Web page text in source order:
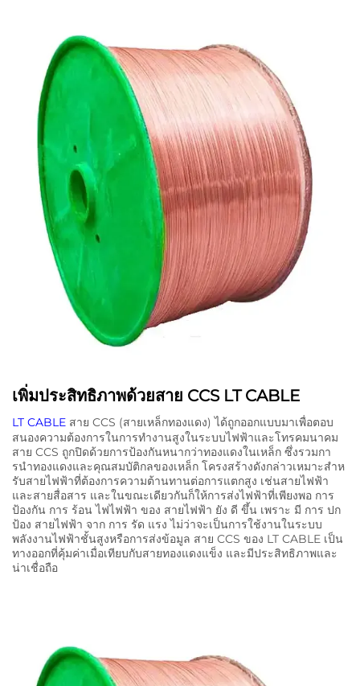
เพิ่มประสิทธิภาพด้วยสาย CCS LT CABLE
LT CABLE สาย CCS (สายเหล็กทองแดง) ได้ถูกออกแบบมาเพื่อตอบ
สนองความต้องการในการทํางานสูงในระบบไฟฟ้าและโทรคมนาคม
สาย CCS ถูกปิดด้วยการป้องกันหนากว่าทองแดงในเหล็ก ซึ่งรวมกา
รนําทองแดงและคุณสมบัติกลของเหล็ก โครงสร้างดังกล่าวเหมาะสําห
รับสายไฟฟ้าที่ต้องการความต้านทานต่อการแตกสูง เช่นสายไฟฟ้า
และสายสื่อสาร และในขณะเดียวกันก็ให้การส่งไฟฟ้าที่เพียงพอ การ
ป้องกัน การ ร้อน ไฟไฟฟ้า ของ สายไฟฟ้า ยัง ดี ขึ้น เพราะ มี การ ปก
ป้อง สายไฟฟ้า จาก การ รัด แรง ไม่ว่าจะเป็นการใช้งานในระบบ
พลังงานไฟฟ้าชั้นสูงหรือการส่งข้อมูล สาย CCS ของ LT CABLE เป็น
ทางออกที่คุ้มค่าเมื่อเทียบกับสายทองแดงแข็ง และมีประสิทธิภาพและ
น่าเชื่อถือ